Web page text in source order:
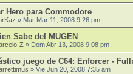
Hero para Commodore
» Mar Mar 11, 2008 9:26 pm
Sabe del MUGEN
Z » Dom Abr 13, 2008 9:08 pm
juego de C64: Enforcer -
» Vie Jun 20, 2008 7:35 am